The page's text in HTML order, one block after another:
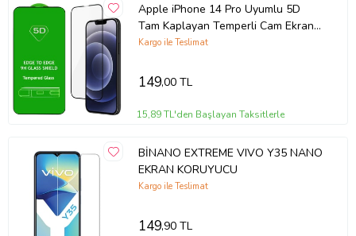
Kolay Kurulum: Tiknal Esnek Nano Kırılmaz Cam Ekran Koruyucu
Film , kolay kurulum için özel olarak tasarlanmıştır. Ekranınızı
temizledikten sonra, koruyucuyu hızlıca ve düzgün bir şekilde
yerleştirebilirsiniz.
Film modeline uyumludur, mükemmel koruma sağlar.
Telefonunuzun değerini korumak ve ekranını uzun ömürlü kılmak
için Tiknal Esnek Nano Kırılmaz Cam Ekran Koruyucu Filmyu bugün
Apple iPhone 14 Pro Uyumlu 5D
Tam Kaplayan Temperli Cam Ekran
Koruyucu
Kargo ile Teslimat
149,00 TL
15,89 TL'den Başlayan Taksitlerle
BİNANO EXTREME VIVO Y35 NANO
EKRAN KORUYUCU
Kargo ile Teslimat
149,90 TL